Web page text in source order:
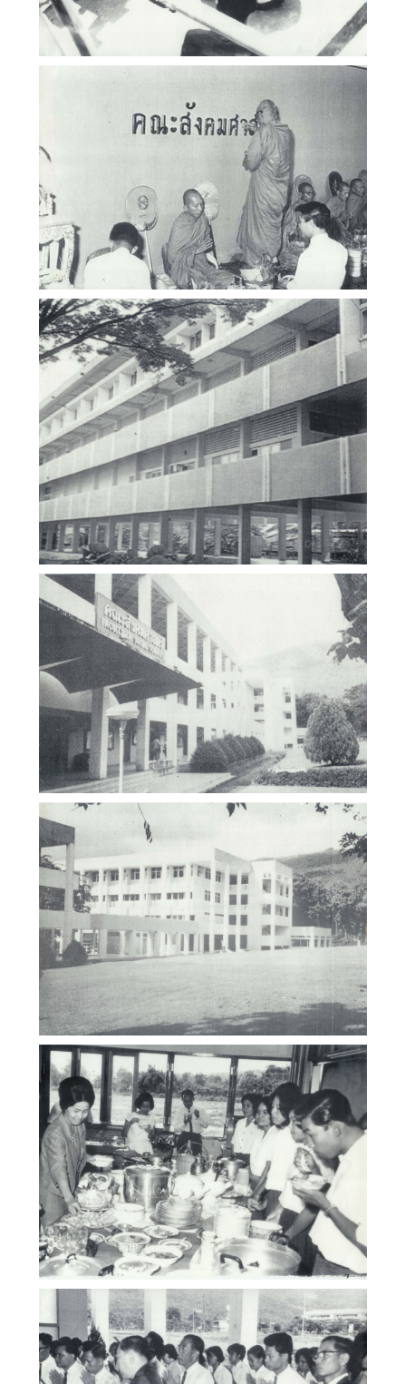
ภาพเก่า (Gallery)
ภาพเก่า (Gallery)
คณะสังคมศาสตร์ มหาวิทยาลัยเชียงใหม่
ภาพเก่า (Gallery)
คณะสังคมศาสตร์ มหาวิทยาลัยเชียงใหม่
ภาพเก่า (Gallery)
คณะสังคมศาสตร์ มหาวิทยาลัยเชียงใหม่
ภาพเก่า (Gallery)
คณะสังคมศาสตร์ มหาวิทยาลัยเชียงใหม่
ภาพเก่า (Gallery)
คณะสังคมศาสตร์ มหาวิทยาลัยเชียงใหม่